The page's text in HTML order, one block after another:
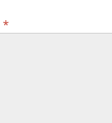
*